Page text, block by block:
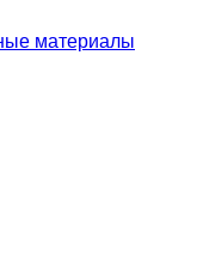
материалы